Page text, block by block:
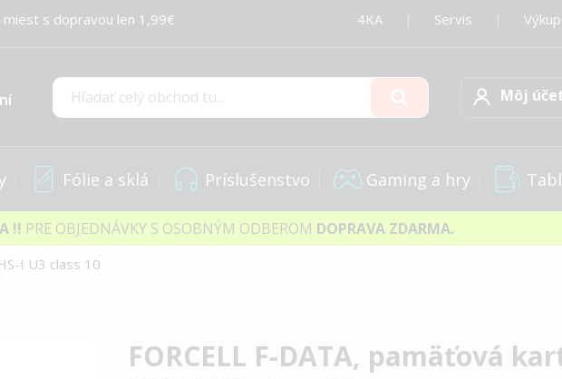
s dopravou len 1,99€ 4KA Servis Výkup
Hľadať
Môj účet
Môj
Fólie a sklá Príslušenstvo Gaming a hry
!! PRE OBJEDNÁVKY S OSOBNÝM ODBEROM DOPRAVA ZDARMA.
I U3 class 10
FORCELL F-DATA, pamäťová